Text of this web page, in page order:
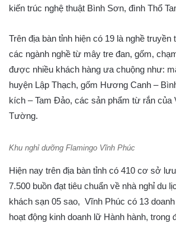
kiến trúc nghệ thuật Bình Sơn, đình Thổ
Trên địa bàn tỉnh hiện có 19 là nghề truyền
các ngành nghề từ mây tre đan, gốm,
được nhiều khách hàng ưa chuộng như:
huyện Lập Thạch, gốm Hương Canh –
kích – Tam Đảo, các sản phẩm từ rắn của
Tường.
Khu nghỉ dưỡng Flamingo Vĩnh Phúc
Hiện nay trên địa bàn tỉnh có 410 cơ sở
7.500 buồn đạt tiêu chuẩn về nhà nghỉ du
khách sạn 05 sao, Vĩnh Phúc có 13
hoạt động kinh doanh lữ Hành hành, trong